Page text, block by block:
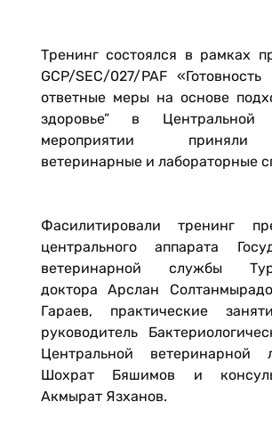
Тренинг состоялся в рамках
GCP/SEC/027/PAF
ответные меры на основе
здоровье” в
мероприятии приняли
ветеринарные и лабораторные
Фасилитировали тренинг
центрального аппарата
ветеринарной службы
доктора Арслан
Гараев, практические
руководитель
Центральной ветеринарной
Шохрат Бяшимов и
Акмырат Язханов.